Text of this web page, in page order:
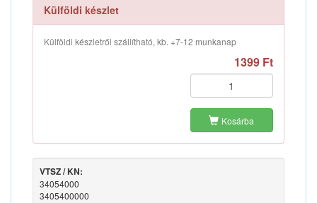
Külföldi készlet
Külföldi készletről szállítható, kb. +7-12 munkanap
1399 Ft
Kosárba
VTSZ / KN:
34054000
3405400000